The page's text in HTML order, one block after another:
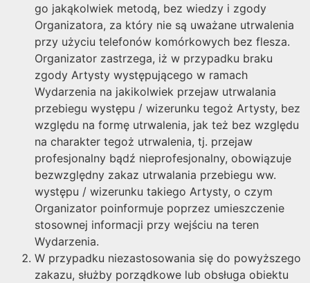
go jakąkolwiek metodą, bez wiedzy i zgody
Organizatora, za który nie są uważane utrwalenia
przy użyciu telefonów komórkowych bez flesza.
Organizator zastrzega, iż w przypadku braku
zgody Artysty występującego w ramach
Wydarzenia na jakikolwiek przejaw utrwalania
przebiegu występu / wizerunku tegoż Artysty, bez
względu na formę utrwalenia, jak też bez względu
na charakter tegoż utrwalenia, tj. przejaw
profesjonalny bądź nieprofesjonalny, obowiązuje
bezwzględny zakaz utrwalania przebiegu ww.
występu / wizerunku takiego Artysty, o czym
Organizator poinformuje poprzez umieszczenie
stosownej informacji przy wejściu na teren
Wydarzenia.
W przypadku niezastosowania się do powyższego
zakazu, służby porządkowe lub obsługa obiektu